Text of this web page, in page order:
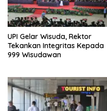
UPI Gelar Wisuda, Rektor
Tekankan Integritas Kepada
999 Wisudawan